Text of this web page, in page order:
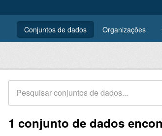
Conjuntos de dados Organizações
1 conjunto de dados